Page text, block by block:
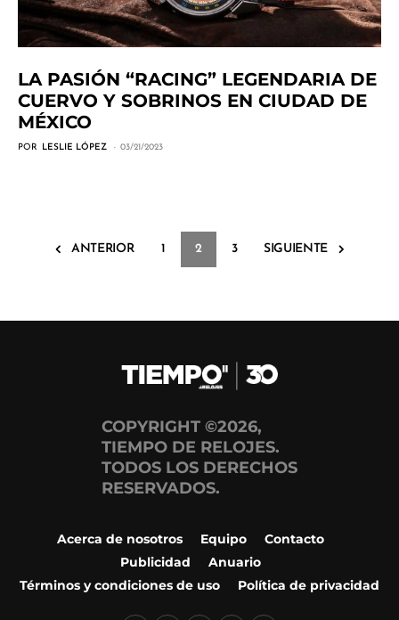
LA PASIÓN “RACING” LEGENDARIA DE
CUERVO Y SOBRINOS EN CIUDAD DE
MÉXICO
POR LESLIE LÓPEZ 03/21/2023
ANTERIOR 1 2 3 SIGUIENTE
COPYRIGHT ©2026,
TIEMPO DE RELOJES.
TODOS LOS DERECHOS
RESERVADOS.
Acerca de nosotros Equipo
Contacto
Publicidad
Anuario
Términos y condiciones de uso
Política de privacidad